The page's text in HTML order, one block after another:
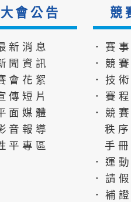
大會公告
新消息
聞資訊
會花絮
傳短片
面媒體
音報導
平專區
競
．賽
．競
．技
．賽
．競
秩
手
．運
．請
．補